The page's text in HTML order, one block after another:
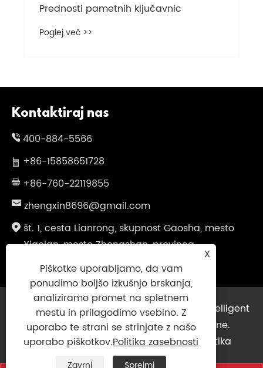
Prednosti pametnih ključavnic
Poglej več >>
Kontaktiraj nas
400-884-5566
+86-15858651728
+86-760-22119855
zhengxin8696@gmail.com
št. 1, cesta Lianrong, skupnost Gaosha, mesto
Xiaolan, mesto Zhongshan, provinca
Guangdong, Kitajska
Copyright © 2025 Guangdong Zhengxin Intelligent
Technology Co., Ltd. Vse pravice pridržane.
Links|Sitemap|RSS|XML| Politika
zasebnosti|
X
Piškotke uporabljamo, da vam
ponudimo boljšo izkušnjo brskanja,
analiziramo promet na spletnem
mestu in prilagodimo vsebino. Z
uporabo te strani se strinjate z našo
uporabo piškotkov.Politika zasebnosti